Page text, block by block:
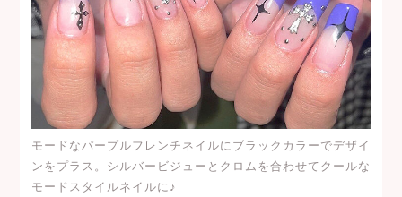
モードなパープルフレンチネイルにブラックカラーでデザイ
ンをプラス。シルバービジューとクロムを合わせてクールな
モードスタイルネイルに♪